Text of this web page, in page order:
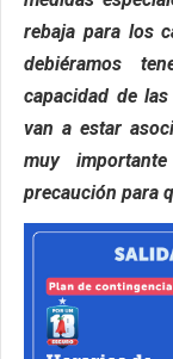
rebaja para los
debiéramos
capacidad de
van a estar
muy
precaución para